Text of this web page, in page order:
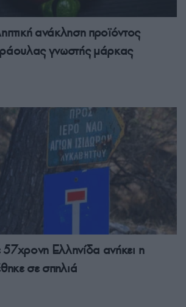
ανάκληση προϊόντος
γνωστής μάρκας
Ελληνίδα ανήκει η
σε σπηλιά